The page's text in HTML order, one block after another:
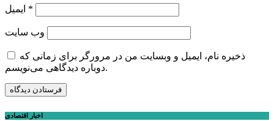
*
وب‌ سایت
ذخیره نام، ایمیل و وبسایت من در مرورگر برای زمانی که
دوباره دیدگاهی می‌نویسم.
اخبار اقتصادی